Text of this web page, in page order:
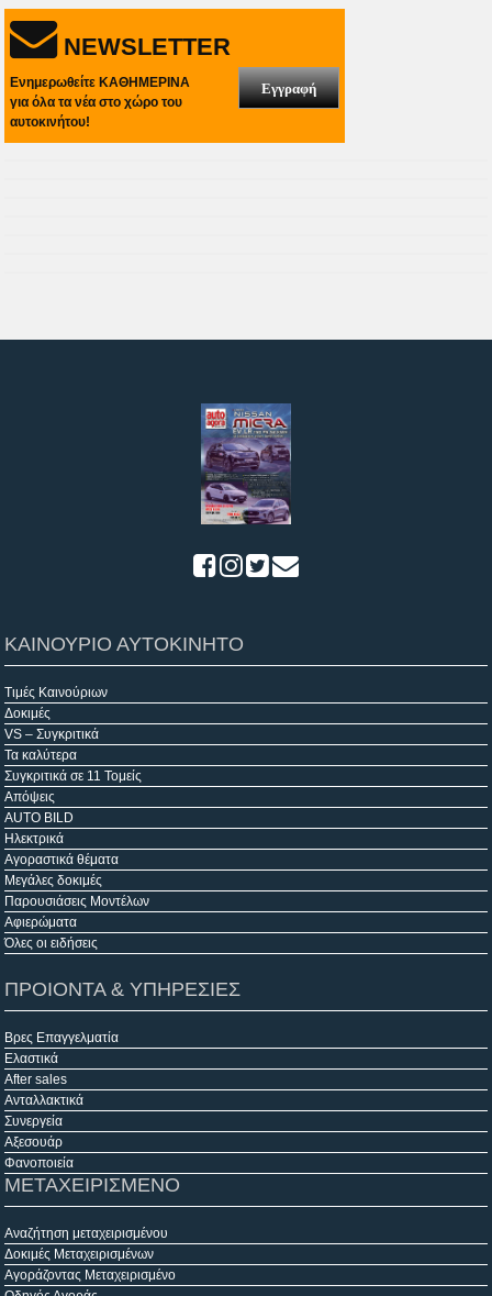
NEWSLETTER
Ενημερωθείτε ΚΑΘΗΜΕΡΙΝΑ
για όλα τα νέα στο χώρο του
αυτοκινήτου!
Εγγραφή
ΚΑΙΝΟΥΡΙΟ ΑΥΤΟΚΙΝΗΤΟ
Τιμές Καινούριων
Δοκιμές
VS – Συγκριτικά
Τα καλύτερα
Συγκριτικά σε 11 Τομείς
Απόψεις
AUTO BILD
Ηλεκτρικά
Αγοραστικά θέματα
Μεγάλες δοκιμές
Παρουσιάσεις Μοντέλων
Αφιερώματα
Όλες οι ειδήσεις
ΠΡΟΙΟΝΤΑ & ΥΠΗΡΕΣΙΕΣ
Βρες Επαγγελματία
Ελαστικά
After sales
Ανταλλακτικά
Συνεργεία
Αξεσουάρ
Φανοποιεία
ΜΕΤΑΧΕΙΡΙΣΜΕΝΟ
Αναζήτηση μεταχειρισμένου
Δοκιμές Μεταχειρισμένων
Αγοράζοντας Μεταχειρισμένο